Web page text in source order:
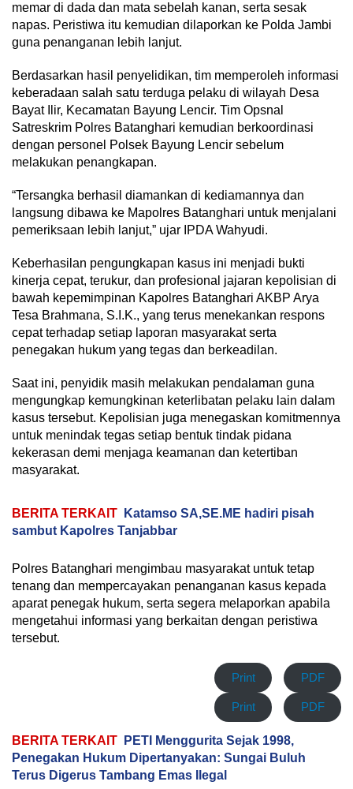
memar di dada dan mata sebelah kanan, serta sesak
napas. Peristiwa itu kemudian dilaporkan ke Polda Jambi
guna penanganan lebih lanjut.
Berdasarkan hasil penyelidikan, tim memperoleh informasi
keberadaan salah satu terduga pelaku di wilayah Desa
Bayat Ilir, Kecamatan Bayung Lencir. Tim Opsnal
Satreskrim Polres Batanghari kemudian berkoordinasi
dengan personel Polsek Bayung Lencir sebelum
melakukan penangkapan.
“Tersangka berhasil diamankan di kediamannya dan
langsung dibawa ke Mapolres Batanghari untuk menjalani
pemeriksaan lebih lanjut,” ujar IPDA Wahyudi.
Keberhasilan pengungkapan kasus ini menjadi bukti
kinerja cepat, terukur, dan profesional jajaran kepolisian di
bawah kepemimpinan Kapolres Batanghari AKBP Arya
Tesa Brahmana, S.I.K., yang terus menekankan respons
cepat terhadap setiap laporan masyarakat serta
penegakan hukum yang tegas dan berkeadilan.
Saat ini, penyidik masih melakukan pendalaman guna
mengungkap kemungkinan keterlibatan pelaku lain dalam
kasus tersebut. Kepolisian juga menegaskan komitmennya
untuk menindak tegas setiap bentuk tindak pidana
kekerasan demi menjaga keamanan dan ketertiban
masyarakat.
BERITA TERKAIT
Katamso SA,SE.ME hadiri pisah
sambut Kapolres Tanjabbar
Polres Batanghari mengimbau masyarakat untuk tetap
tenang dan mempercayakan penanganan kasus kepada
aparat penegak hukum, serta segera melaporkan apabila
mengetahui informasi yang berkaitan dengan peristiwa
tersebut.
Print PDF
Print PDF
BERITA TERKAIT
PETI Menggurita Sejak 1998,
Penegakan Hukum Dipertanyakan: Sungai Buluh
Terus Digerus Tambang Emas Ilegal